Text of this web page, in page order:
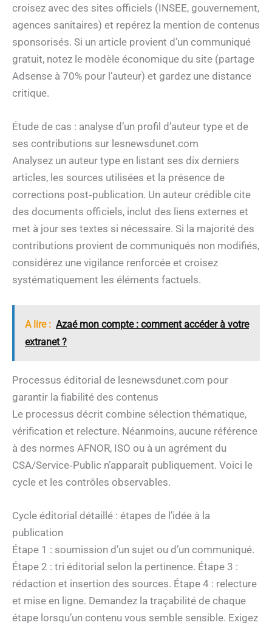
croisez avec des sites officiels (INSEE, gouvernement,
agences sanitaires) et repérez la mention de contenus
sponsorisés. Si un article provient d’un communiqué
gratuit, notez le modèle économique du site (partage
Adsense à 70% pour l’auteur) et gardez une distance
critique.
Étude de cas : analyse d’un profil d’auteur type et de
ses contributions sur lesnewsdunet.com
Analysez un auteur type en listant ses dix derniers
articles, les sources utilisées et la présence de
corrections post‑publication. Un auteur crédible cite
des documents officiels, inclut des liens externes et
met à jour ses textes si nécessaire. Si la majorité des
contributions provient de communiqués non modifiés,
considérez une vigilance renforcée et croisez
systématiquement les éléments factuels.
A lire : Azaé mon compte : comment accéder à votre
extranet ?
Processus éditorial de lesnewsdunet.com pour
garantir la fiabilité des contenus
Le processus décrit combine sélection thématique,
vérification et relecture. Néanmoins, aucune référence
à des normes AFNOR, ISO ou à un agrément du
CSA/Service‑Public n’apparaît publiquement. Voici le
cycle et les contrôles observables.
Cycle éditorial détaillé : étapes de l’idée à la
publication
Étape 1 : soumission d’un sujet ou d’un communiqué.
Étape 2 : tri éditorial selon la pertinence. Étape 3 :
rédaction et insertion des sources. Étape 4 : relecture
et mise en ligne. Demandez la traçabilité de chaque
étape lorsqu’un contenu vous semble sensible. Exigez